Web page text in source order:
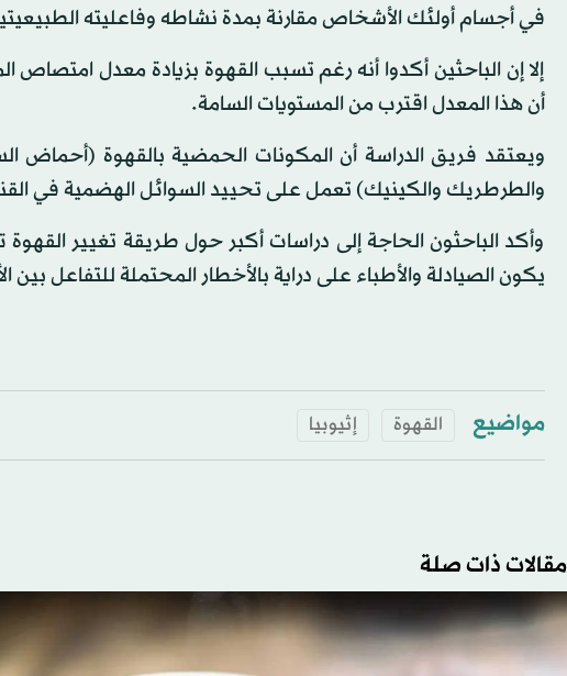
في أجسام أولئك الأشخاص مقارنة بمدة نشاطه وفاعليته
إلا إن الباحثين أكدوا أنه رغم تسبب القهوة بزيادة معدل
أن هذا المعدل اقترب من المستويات السامة.
ويعتقد فريق الدراسة أن المكونات الحمضية بالقهوة (أحماض
والطرطريك والكينيك) تعمل على تحييد السوائل الهضمية في
وأكد الباحثون الحاجة إلى دراسات أكبر حول طريقة تغيير
يكون الصيادلة والأطباء على دراية بالأخطار المحتملة للتفاعل
مواضيع القهوة إثيوبيا
مقالات ذات صلة